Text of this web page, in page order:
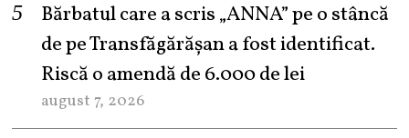
Bărbatul care a scris „ANNA” pe o stâncă
de pe Transfăgărășan a fost identificat.
Riscă o amendă de 6.000 de lei
august 7, 2026